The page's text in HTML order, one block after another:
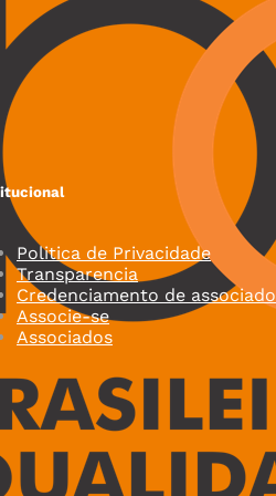
Politica de Privacidade
Transparencia
Credenciamento de associado
Associe-se
Associados